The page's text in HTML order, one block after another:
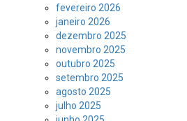
fevereiro 2026
janeiro 2026
dezembro 2025
novembro 2025
outubro 2025
setembro 2025
agosto 2025
julho 2025